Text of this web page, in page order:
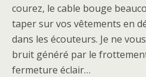
courez, le cable bouge
taper sur vos vêtements en
dans les écouteurs. Je ne
bruit généré par le
fermeture éclair…